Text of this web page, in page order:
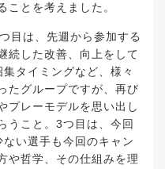
ことを考えました。
目は、先週から参加する
続した改善、向上をして
タイミングなど、様々
たグループですが、再び
プレーモデルを思い出し
うこと。3つ目は、今回
い選手も今回のキャン
や哲学、その仕組みを理